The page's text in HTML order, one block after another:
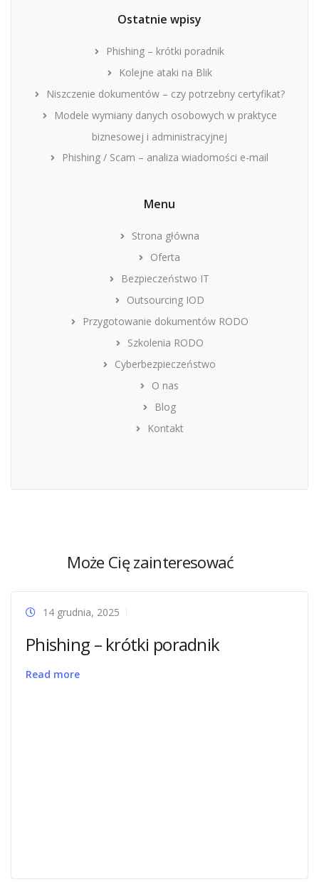
Ostatnie wpisy
Phishing – krótki poradnik
Kolejne ataki na Blik
Niszczenie dokumentów – czy potrzebny certyfikat?
Modele wymiany danych osobowych w praktyce
biznesowej i administracyjnej
Phishing / Scam – analiza wiadomości e-mail
Menu
Strona główna
Oferta
Bezpieczeństwo IT
Outsourcing IOD
Przygotowanie dokumentów RODO
Szkolenia RODO
Cyberbezpieczeństwo
O nas
Blog
Kontakt
Może Cię zainteresować
14 grudnia, 2025
Phishing – krótki poradnik
Read more